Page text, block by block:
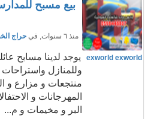
بيع مسبح
منذ ٦ سنوات , في حراج
exworld exworld
يوجد لدينا مسابح
وللمنازل
منتجعات و مزارع و
المهرجانات و
البر و مخيمات و م...